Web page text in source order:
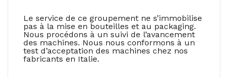
Le service de ce groupement ne s’immobilise
pas à la mise en bouteilles et au packaging.
Nous procédons à un suivi de l’avancement
des machines. Nous nous conformons à un
test d’acceptation des machines chez nos
fabricants en Italie.